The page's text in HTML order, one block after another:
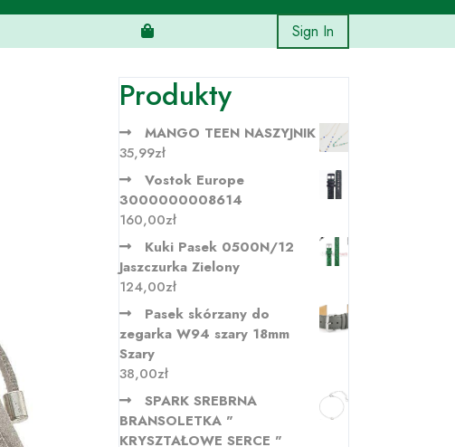
Sign In
Produkty
MANGO TEEN NASZYJNIK
35,99zł
Vostok Europe
3000000008614
160,00zł
Kuki Pasek 0500N/12
Jaszczurka Zielony
124,00zł
Pasek skórzany do
zegarka W94 szary 18mm
Szary
38,00zł
SPARK SREBRNA
BRANSOLETKA "
KRYSZTAŁOWE SERCE "